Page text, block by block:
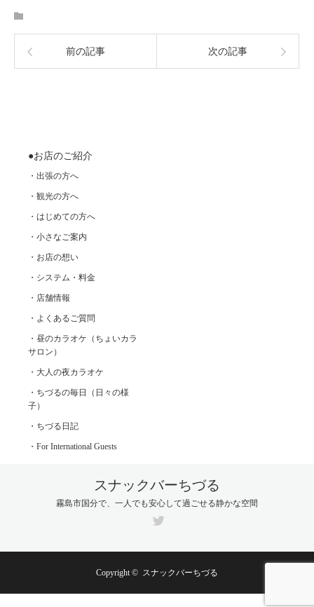
前の記事 次の記事
●お店のご紹介
・出張の方へ
・観光の方へ
・はじめての方へ
・小さなご案内
・お店の想い
・システム・料金
・店舗情報
・よくあるご質問
・昼のカラオケ（ちょいカラ
サロン）
・大人の夜カラオケ
・ちづるの毎日（日々の様
子）
・ちづる日記
・For International Guests
スナックバーちづる
霧島市国分で、一人でも安心して過ごせる静かな空間
Copyright © スナックバーちづる